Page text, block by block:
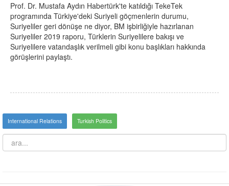
Prof. Dr. Mustafa Aydın Habertürk'te katıldığı TekeTek
programında Türkiye'deki Suriyeli göçmenlerin durumu,
Suriyeliler geri dönüşe ne diyor, BM işbirliğiyle hazırlanan
Suriyeliler 2019 raporu, Türklerin Suriyelilere bakışı ve
Suriyelilere vatandaşlık verilmeli gibi konu başlıkları hakkında
görüşlerini paylaştı.
International Relations Turkish Politics